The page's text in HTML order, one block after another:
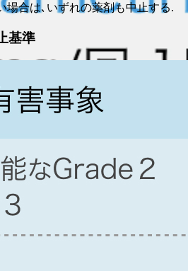
場合は､いずれの薬剤も中止する.
基準
文書より作図
ため食事の1時間前から食後2時間
ラメチニブ以外の抗悪性腫瘍剤と
性および安全性は確立していない.
られる. 38.0℃以上の発熱時はダブ